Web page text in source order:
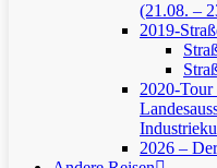
(21.08. –
2019-
2020-Tour
2026 –